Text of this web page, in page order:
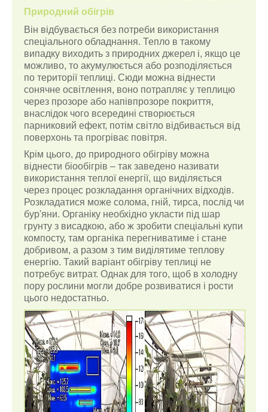
Природний обігрів
Він відбувається без потреби використання
спеціального обладнання. Тепло в такому
випадку виходить з природних джерел і, якщо це
можливо, то акумулюється або розподіляється
по території теплиці. Сюди можна віднести
сонячне освітлення, воно потрапляє у теплицю
через прозоре або напівпрозоре покриття,
внаслідок чого всередині створюється
парниковий ефект, потім світло відбивається від
поверхонь та прогріває повітря.
Крім цього, до природного обігріву можна
віднести біообігрів – так заведено називати
використання теплої енергії, що виділяється
через процес розкладання органічних відходів.
Розкладатися може солома, гній, тирса, послід чи
бур'яни. Органіку необхідно укласти під шар
грунту з висадкою, або ж зробити спеціальні купи
компосту, там органіка перегниватиме і стане
добривом, а разом з тим виділятиме теплову
енергію. Такий варіант обігріву теплиці не
потребує витрат. Однак для того, щоб в холодну
пору рослини могли добре розвиватися і рости
цього недостатньо.